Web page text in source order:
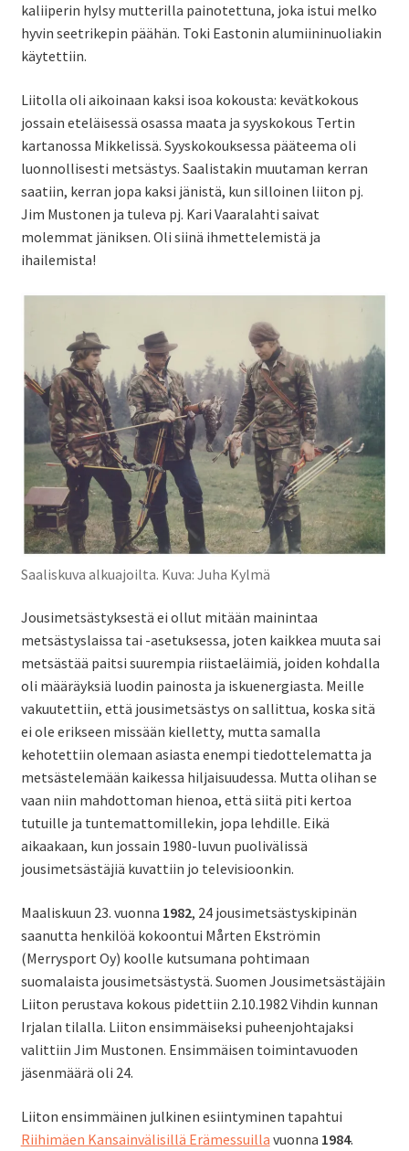
kaliiperin hylsy mutterilla painotettuna, joka istui melko
hyvin seetrikepin päähän. Toki Eastonin alumiininuoliakin
käytettiin.
Liitolla oli aikoinaan kaksi isoa kokousta: kevätkokous
jossain eteläisessä osassa maata ja syyskokous Tertin
kartanossa Mikkelissä. Syyskokouksessa pääteema oli
luonnollisesti metsästys. Saalistakin muutaman kerran
saatiin, kerran jopa kaksi jänistä, kun silloinen liiton pj.
Jim Mustonen ja tuleva pj. Kari Vaaralahti saivat
molemmat jäniksen. Oli siinä ihmettelemistä ja
ihailemista!
Saaliskuva alkuajoilta. Kuva: Juha Kylmä
Jousimetsästyksestä ei ollut mitään mainintaa
metsästyslaissa tai -asetuksessa, joten kaikkea muuta sai
metsästää paitsi suurempia riistaeläimiä, joiden kohdalla
oli määräyksiä luodin painosta ja iskuenergiasta. Meille
vakuutettiin, että jousimetsästys on sallittua, koska sitä
ei ole erikseen missään kielletty, mutta samalla
kehotettiin olemaan asiasta enempi tiedottelematta ja
metsästelemään kaikessa hiljaisuudessa. Mutta olihan se
vaan niin mahdottoman hienoa, että siitä piti kertoa
tutuille ja tuntemattomillekin, jopa lehdille. Eikä
aikaakaan, kun jossain 1980-luvun puolivälissä
jousimetsästäjiä kuvattiin jo televisioonkin.
Maaliskuun 23. vuonna 1982, 24 jousimetsästyskipinän
saanutta henkilöä kokoontui Mårten Ekströmin
(Merrysport Oy) koolle kutsumana pohtimaan
suomalaista jousimetsästystä. Suomen Jousimetsästäjäin
Liiton perustava kokous pidettiin 2.10.1982 Vihdin kunnan
Irjalan tilalla. Liiton ensimmäiseksi puheenjohtajaksi
valittiin Jim Mustonen. Ensimmäisen toimintavuoden
jäsenmäärä oli 24.
Liiton ensimmäinen julkinen esiintyminen tapahtui
Riihimäen Kansainvälisillä Erämessuilla vuonna 1984.